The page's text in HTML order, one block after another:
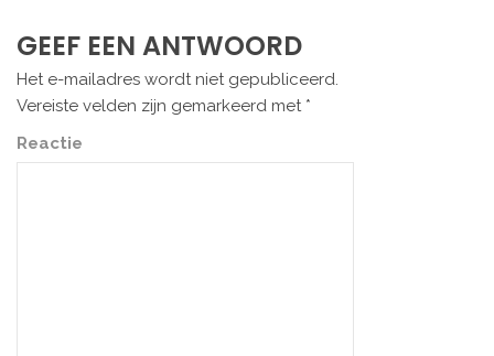
GEEF EEN ANTWOORD
Het e-mailadres wordt niet gepubliceerd.
Vereiste velden zijn gemarkeerd met *
Reactie